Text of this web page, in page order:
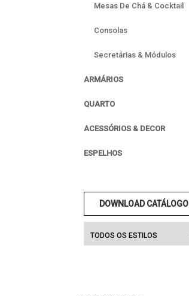
Mesas De Chá & Cocktail
Consolas
Secretárias & Módulos
ARMÁRIOS
QUARTO
ACESSÓRIOS & DECOR
ESPELHOS
DOWNLOAD CATÁLOGO
TODOS OS ESTILOS